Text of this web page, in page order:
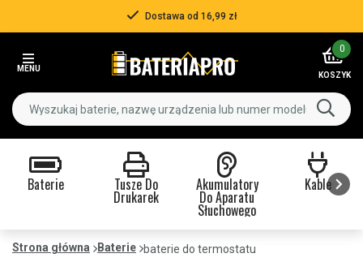
MENU
0
KOSZYK
Baterie Tusze Do
Drukarek
Akumulatory
Do Aparatu
Słuchowego
Kable
Strona główna Baterie baterie do termostatu